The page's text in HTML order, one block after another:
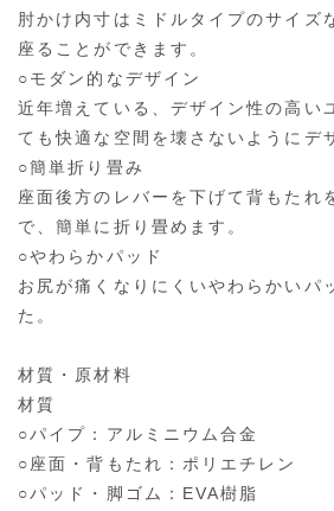
肘かけ内寸はミドルタイプのサイズ
座ることができます。
○モダン的なデザイン
近年増えている、デザイン性の高い
ても快適な空間を壊さないようにデ
○簡単折り畳み
座面後方のレバーを下げて背もたれ
で、簡単に折り畳めます。
○やわらかパッド
お尻が痛くなりにくいやわらかいパ
た。
材質・原材料
材質
○パイプ：アルミニウム合金
○座面・背もたれ：ポリエチレン
○パッド・脚ゴム：EVA樹脂